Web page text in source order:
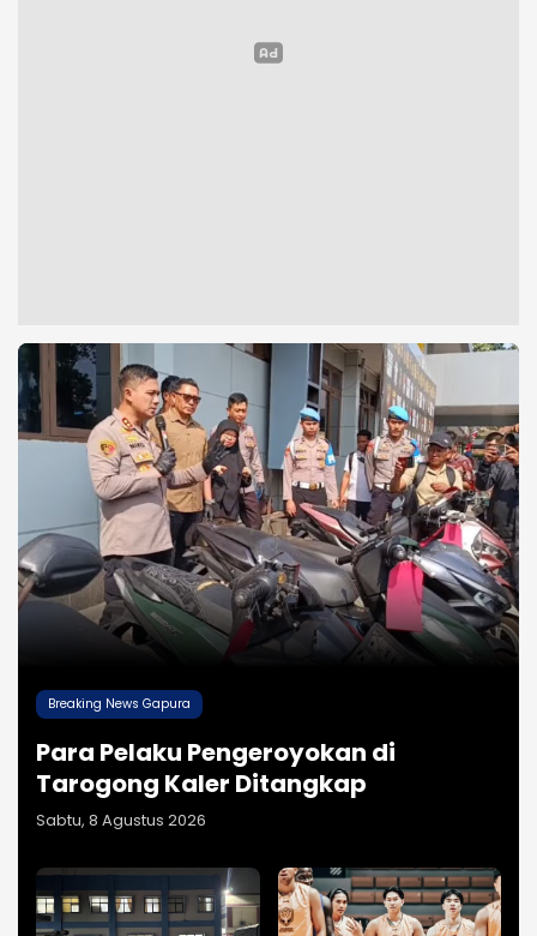
Breaking News Gapura
Para Pelaku Pengeroyokan di
Tarogong Kaler Ditangkap
Sabtu, 8 Agustus 2026